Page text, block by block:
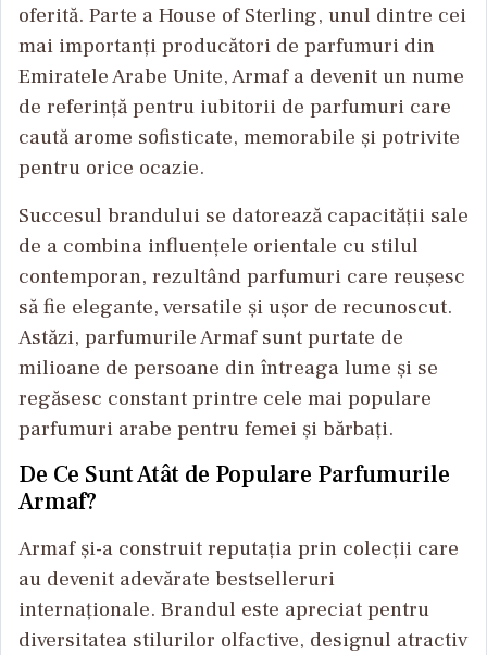
oferită. Parte a House of Sterling, unul dintre cei
mai importanți producători de parfumuri din
Emiratele Arabe Unite, Armaf a devenit un nume
de referință pentru iubitorii de parfumuri care
caută arome sofisticate, memorabile și potrivite
pentru orice ocazie.
Succesul brandului se datorează capacității sale
de a combina influențele orientale cu stilul
contemporan, rezultând parfumuri care reușesc
să fie elegante, versatile și ușor de recunoscut.
Astăzi, parfumurile Armaf sunt purtate de
milioane de persoane din întreaga lume și se
regăsesc constant printre cele mai populare
parfumuri arabe pentru femei și bărbați.
De Ce Sunt Atât de Populare Parfumurile
Armaf?
Armaf și-a construit reputația prin colecții care
au devenit adevărate bestselleruri
internaționale. Brandul este apreciat pentru
diversitatea stilurilor olfactive, designul atractiv